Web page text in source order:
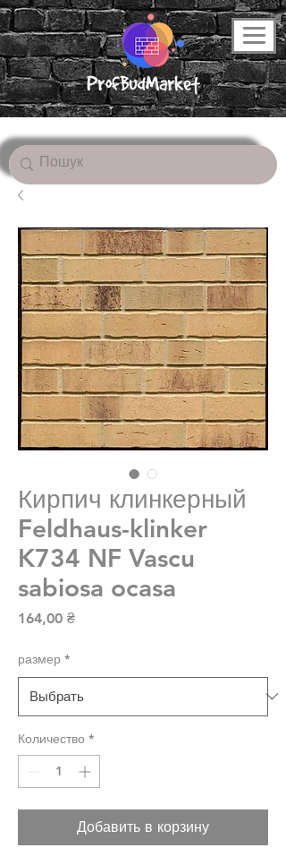
Кирпич клинкерный
Feldhaus-klinker
K734 NF Vascu
sabiosa ocasa
164,00 ₴Цена
размер *
Количество *
Добавить в корзину